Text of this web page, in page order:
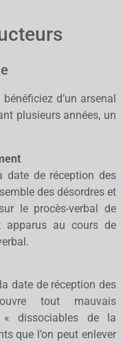
d’un arsenal
plusieurs années, un
de réception des
des désordres et
le procès-verbal de
apparus au cours de
date de réception des
tout mauvais
« dissociables de la
que l’on peut enlever